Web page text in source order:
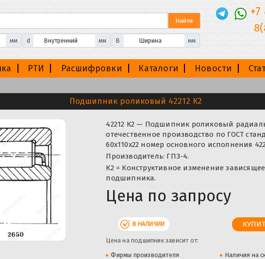
мм d мм B мм
РТИ Расшифровки Каталоги Новости
Подшипник роликовый 42212 К2
42212 К2 — Подшипник роликовый
отечественное производство по ГОСТ
60x110x22 номер основного исполнения
Производитель: ГПЗ-4.
К2 = Конструктивное изменение
подшипника.
Цена по запросу
В НАЛИЧИИ
Цена на подшипник зависит от:
Фирмы производителя
Наличия на